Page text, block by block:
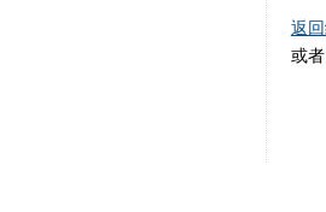
返
或者